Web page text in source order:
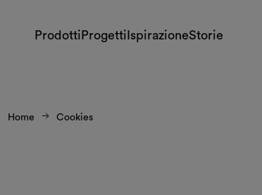
Prodotti Progetti IspirazioneStorie
Home Cookies